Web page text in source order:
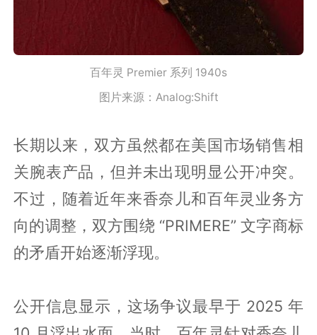
百年灵 Premier 系列 1940s
图片来源：Analog:Shift
长期以来，双方虽然都在美国市场销售相
关腕表产品，但并未出现明显公开冲突。
不过，随着近年来香奈儿和百年灵业务方
向的调整，双方围绕 “PRIMERE” 文字商标
的矛盾开始逐渐浮现。
公开信息显示，这场争议最早于 2025 年